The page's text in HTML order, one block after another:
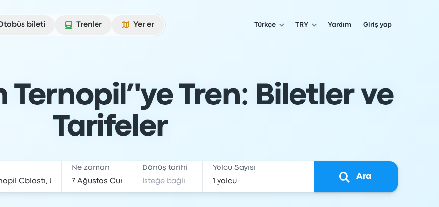
bileti
Trenler Yerler Türkçe TRY Yardım Giriş yap
Ternopil’'ye Tren: Biletler ve
Tarifeler
Ne zaman Dönüş tarihi Yolcu Sayısı
Ara